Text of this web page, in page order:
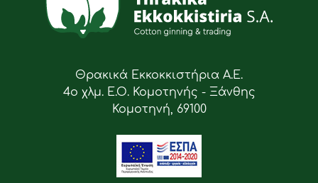
Θρακικά Εκκοκκιστήρια Α.Ε.
4ο χλμ. Ε.Ο. Κομοτηνής - Ξάνθης
Κομοτηνή, 69100